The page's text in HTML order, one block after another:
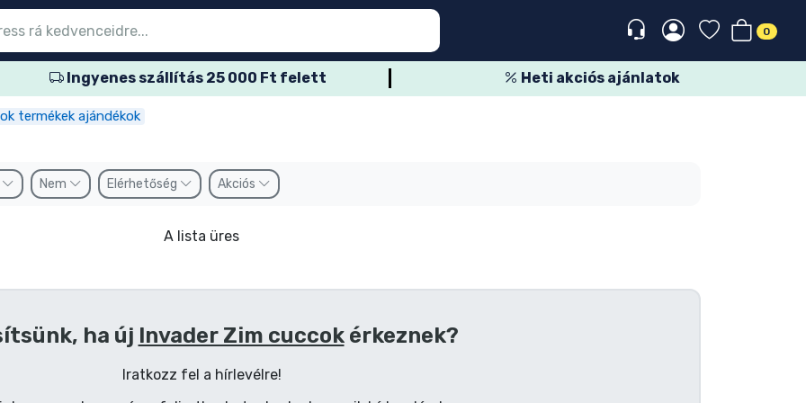
0
Ingyenes szállítás 25 000 Ft felett Heti akciós ajánlatok
termékek ajándékok
Nem Elérhetőség Akciós
A lista üres
ha új Invader Zim cuccokérkeznek?
Iratkozz fel a hírlevélre!
termék
termék
termék
termék
termék
termék
termék